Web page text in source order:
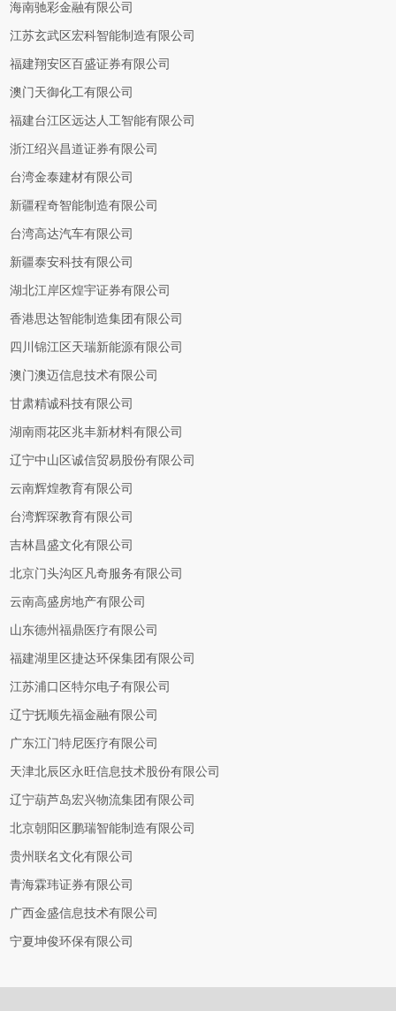
海南驰彩金融有限公司
江苏玄武区宏科智能制造有限公司
福建翔安区百盛证券有限公司
澳门天御化工有限公司
福建台江区远达人工智能有限公司
浙江绍兴昌道证券有限公司
台湾金泰建材有限公司
新疆程奇智能制造有限公司
台湾高达汽车有限公司
新疆泰安科技有限公司
湖北江岸区煌宇证券有限公司
香港思达智能制造集团有限公司
四川锦江区天瑞新能源有限公司
澳门澳迈信息技术有限公司
甘肃精诚科技有限公司
湖南雨花区兆丰新材料有限公司
辽宁中山区诚信贸易股份有限公司
云南辉煌教育有限公司
台湾辉琛教育有限公司
吉林昌盛文化有限公司
北京门头沟区凡奇服务有限公司
云南高盛房地产有限公司
山东德州福鼎医疗有限公司
福建湖里区捷达环保集团有限公司
江苏浦口区特尔电子有限公司
辽宁抚顺先福金融有限公司
广东江门特尼医疗有限公司
天津北辰区永旺信息技术股份有限公司
辽宁葫芦岛宏兴物流集团有限公司
北京朝阳区鹏瑞智能制造有限公司
贵州联名文化有限公司
青海霖玮证券有限公司
广西金盛信息技术有限公司
宁夏坤俊环保有限公司